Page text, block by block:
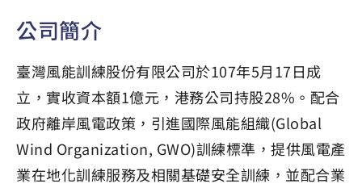
公司簡介
臺灣風能訓練股份有限公司於107年5月17日成
立，實收資本額1億元，港務公司持股28%。配合
政府離岸風電政策，引進國際風能組織(Global
Wind Organization, GWO)訓練標準，提供風電產
業在地化訓練服務及相關基礎安全訓練，並配合業